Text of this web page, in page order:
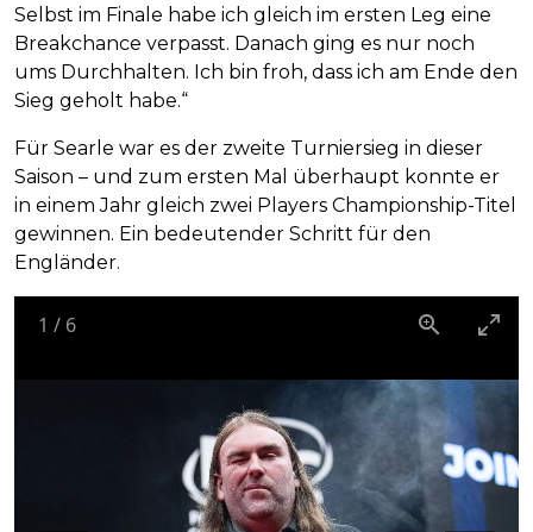
Selbst im Finale habe ich gleich im ersten Leg eine
Breakchance verpasst. Danach ging es nur noch
ums Durchhalten. Ich bin froh, dass ich am Ende den
Sieg geholt habe.“
Für Searle war es der zweite Turniersieg in dieser
Saison – und zum ersten Mal überhaupt konnte er
in einem Jahr gleich zwei Players Championship-Titel
gewinnen. Ein bedeutender Schritt für den
Engländer.
1 / 6